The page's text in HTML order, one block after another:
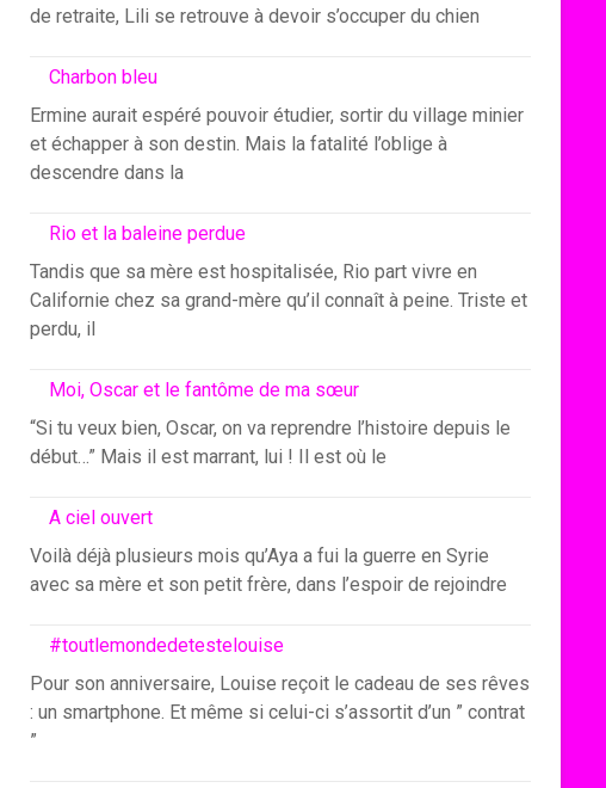
de retraite, Lili se retrouve à devoir s’occuper du chien
Charbon bleu
Ermine aurait espéré pouvoir étudier, sortir du village minier
et échapper à son destin. Mais la fatalité l’oblige à
descendre dans la
Rio et la baleine perdue
Tandis que sa mère est hospitalisée, Rio part vivre en
Californie chez sa grand-mère qu’il connaît à peine. Triste et
perdu, il
Moi, Oscar et le fantôme de ma sœur
“Si tu veux bien, Oscar, on va reprendre l’histoire depuis le
début…” Mais il est marrant, lui ! Il est où le
A ciel ouvert
Voilà déjà plusieurs mois qu’Aya a fui la guerre en Syrie
avec sa mère et son petit frère, dans l’espoir de rejoindre
#toutlemondedetestelouise
Pour son anniversaire, Louise reçoit le cadeau de ses rêves
: un smartphone. Et même si celui-ci s’assortit d’un ” contrat
”